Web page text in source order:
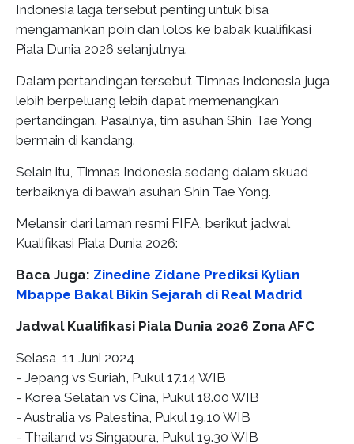
Indonesia laga tersebut penting untuk bisa
mengamankan poin dan lolos ke babak kualifikasi
Piala Dunia 2026 selanjutnya.
Dalam pertandingan tersebut Timnas Indonesia juga
lebih berpeluang lebih dapat memenangkan
pertandingan. Pasalnya, tim asuhan Shin Tae Yong
bermain di kandang.
Selain itu, Timnas Indonesia sedang dalam skuad
terbaiknya di bawah asuhan Shin Tae Yong.
Melansir dari laman resmi FIFA, berikut jadwal
Kualifikasi Piala Dunia 2026:
Baca Juga: Zinedine Zidane Prediksi Kylian
Mbappe Bakal Bikin Sejarah di Real Madrid
Jadwal Kualifikasi Piala Dunia 2026 Zona AFC
Selasa, 11 Juni 2024
- Jepang vs Suriah, Pukul 17.14 WIB
- Korea Selatan vs Cina, Pukul 18.00 WIB
- Australia vs Palestina, Pukul 19.10 WIB
- Thailand vs Singapura, Pukul 19.30 WIB